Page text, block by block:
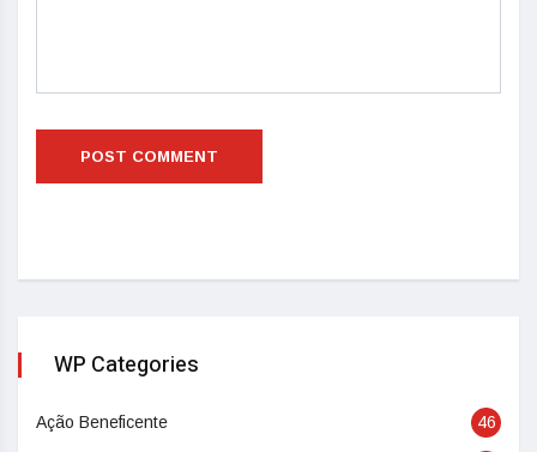
WP Categories
Ação Beneficente 46